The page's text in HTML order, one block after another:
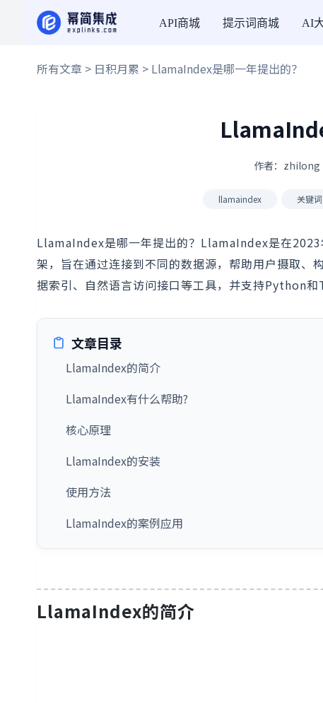
API商城 提示词商城 AI
所有文章 > 日积月累 > LlamaIndex是哪一年提出的？
作者：
llamaindex 关键词
LlamaIndex是哪一年提出的？LlamaIndex是在
架，旨在通过连接到不同的数据源，帮助用户摄取
据索引、自然语言访问接口等工具，并支持Python
文章目录
LlamaIndex的简介
LlamaIndex有什么帮助?
核心原理
LlamaIndex的安装
使用方法
LlamaIndex的案例应用
LlamaIndex的简介